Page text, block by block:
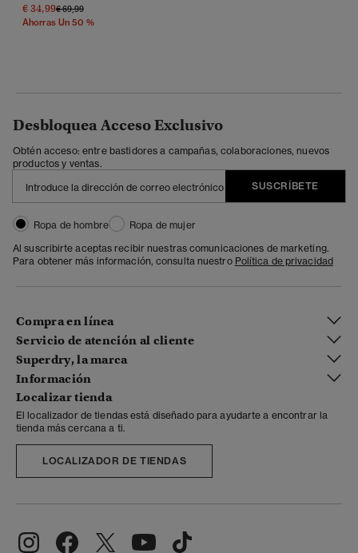
€ 34,99Precio Rebajado De
€ 69,99A
Ahorras Un 50 %
Desbloquea Acceso Exclusivo
Obtén acceso: entre bastidores a campañas, colaboraciones, nuevos
productos y ventas.
SUSCRÍBETE
Ropa de hombre
Ropa de mujer
Al suscribirte aceptas recibir nuestras comunicaciones de marketing.
Para obtener más información, consulta nuestro Política de privacidad
Compra en línea
Servicio de atención al cliente
Superdry, la marca
Información
Localizar tienda
El localizador de tiendas está diseñado para ayudarte a encontrar la
tienda más cercana a ti.
LOCALIZADOR DE TIENDAS